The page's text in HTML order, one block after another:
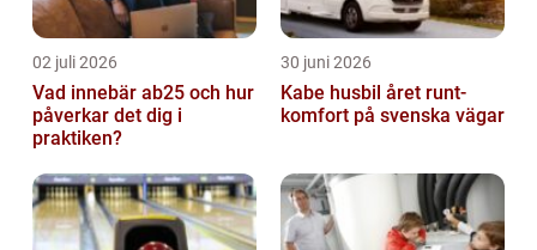
02 juli 2026
Vad innebär ab25 och hur
påverkar det dig i
praktiken?
30 juni 2026
Kabe husbil året runt-
komfort på svenska vägar